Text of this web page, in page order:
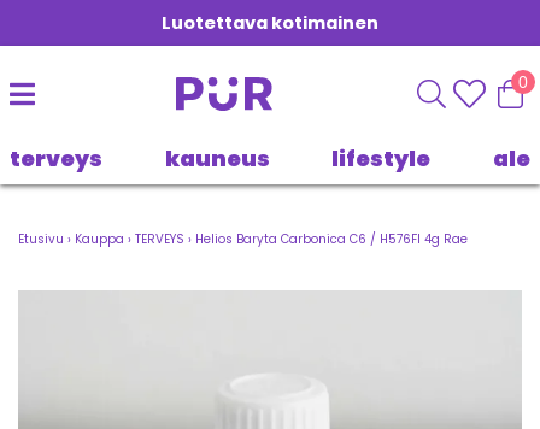
Luotettava kotimainen
0
terveys kauneus lifestyle ale
Etusivu › Kauppa › TERVEYS › Helios Baryta Carbonica C6 / H576FI 4g Rae